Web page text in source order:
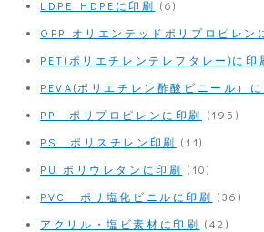
LDPE HDPEに印刷 (6)
OPP オリエンテッドポリプロピレン
PET(ポリエチレンテレフタレー)に印
PEVA(ポリエチレン酢酸ビニール）
PP ポリプロピレンに印刷 (195)
PS ポリスチレン印刷 (11)
PU ポリウレタンに印刷 (10)
PVC ポリ塩化ビニルに印刷 (36)
アクリル・塩ビ素材に印刷 (42)